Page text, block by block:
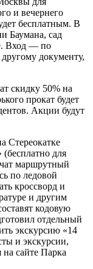
и вечернего
бесплатным. В
Баумана, сад
Вход — по
документу,
скидку 50% на
прокат будет
Акции будут
Стереокатке
(бесплатно для
маршрутный
по ледовой
кроссворд и
и другим
кодовую
отдельный
экскурсию «14
и экскурсии,
на сайте Парка